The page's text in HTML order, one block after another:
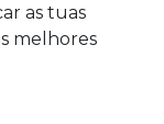
as tuas
melhores